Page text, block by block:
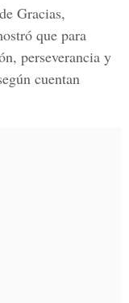
Gracias,
que para
perseverancia y
cuentan